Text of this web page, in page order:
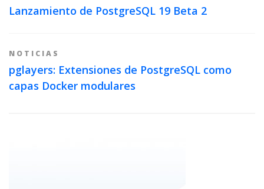
Lanzamiento de PostgreSQL 19 Beta 2
NOTICIAS
pglayers: Extensiones de PostgreSQL como
capas Docker modulares